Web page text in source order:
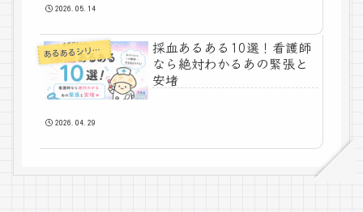
2026.05.14
あ
るあるシリーズ
採血あるある10選！看護師
なら絶対わかるあの緊張と
安堵
2026.04.29